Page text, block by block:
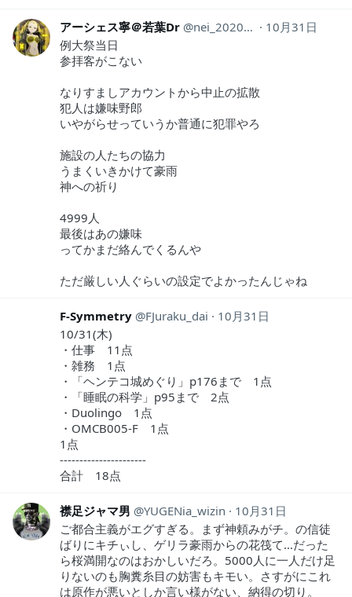
アーシェス寧＠若葉Dr nei_2020Ramuh
10月31日
例大祭当日
参拝客がこない
なりすましアカウントから中止の拡散
犯人は嫌味野郎
いやがらせっていうか普通に犯罪やろ
施設の人たちの協力
うまくいきかけて豪雨
神への祈り
4999人
最後はあの嫌味
ってかまだ絡んでくるんや
ただ厳しい人ぐらいの設定でよかったんじゃね
F-Symmetry FJuraku_dai
10月31日
10/31(木)
・仕事 11点
・雑務 1点
・「ヘンテコ城めぐり」p176まで 1点
・「睡眠の科学」p95まで 2点
・Duolingo 1点
・OMCB005-F 1点
1点
----------------------
合計 18点
襟足ジャマ男 YUGENia_wizin
10月31日
ご都合主義がエグすぎる。まず神頼みがチ。の信徒
ばりにキチぃし、ゲリラ豪雨からの花筏て…だった
ら桜満開なのはおかしいだろ。5000人に一人だけ足
りないのも胸糞糸目の妨害もキモい。さすがにこれ
は原作が悪いとしか言い様がない、納得の切り。